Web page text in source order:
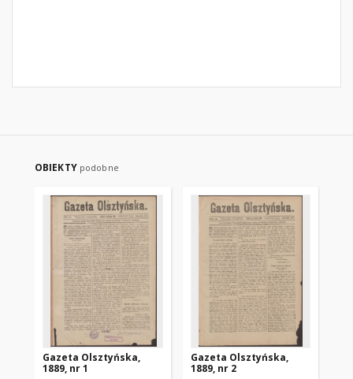
OBIEKTY podobne
Gazeta Olsztyńska,
1889, nr 1
Gazeta Olsztyńska,
1889, nr 2